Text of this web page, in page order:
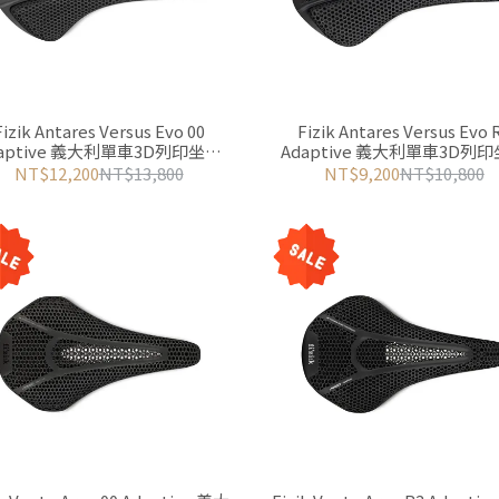
Antares Versus Evo 00
義大利單車3D列印坐墊
(黑)
NT$12,200NT$13,800
Fizik Antares Versus Evo
Adaptive 義大利單車3D列印
NT$9,200NT$10,800